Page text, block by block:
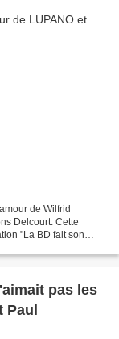
de Wilfrid
Delcourt. Cette
"La BD fait son
pas les
Paul